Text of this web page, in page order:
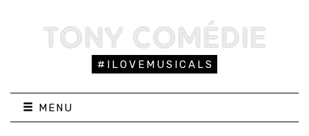
TONY COMÉDIE
#ILOVEMUSICALS
MENU